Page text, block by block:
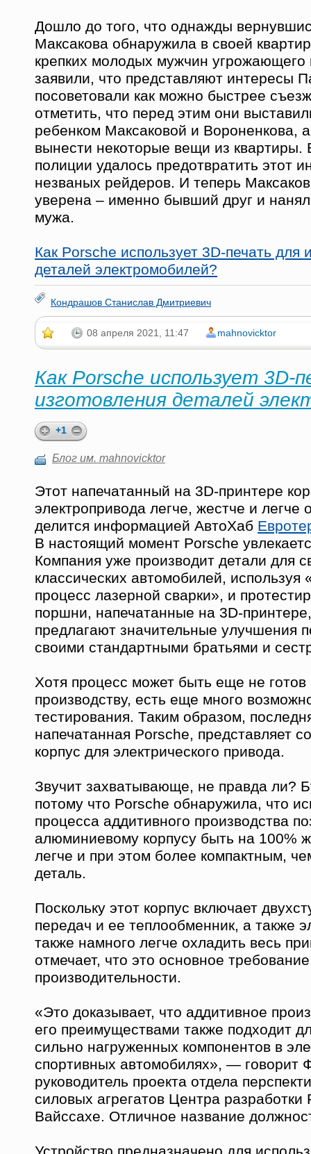
Дошло до того, что однажды
Максакова обнаружила в своей
крепких молодых мужчин угрожающего
заявили, что представляют интересы
посоветовали как можно быстрее
отметить, что перед этим они
ребенком Максаковой и Вороненкова,
вынести некоторые вещи из квартиры.
полиции удалось предотвратить этот
незваных рейдеров. И теперь
уверена – именно бывший друг и
мужа.
Как Porsche использует 3D-печать для
деталей электромобилей?
Кондрашов Станислав Дмитриевич
08 апреля 2021, 11:47 mahnovicktor
Как Porsche использует 3D-
изготовления деталей
+1
Блог им. mahnovicktor
Этот напечатанный на 3D-принтере
электропривода легче, жестче и легче
делится информацией АвтоХаб
В настоящий момент Porsche
Компания уже производит детали для
классических автомобилей, используя
процесс лазерной сварки», и
поршни, напечатанные на 3D-
предлагают значительные улучшения
своими стандартными братьями и
Хотя процесс может быть еще не готов
производству, есть еще много
тестирования. Таким образом,
напечатанная Porsche, представляет
корпус для электрического привода.
Звучит захватывающе, не правда ли?
потому что Porsche обнаружила, что
процесса аддитивного производства
алюминиевому корпусу быть на 100%
легче и при этом более компактным,
деталь.
Поскольку этот корпус включает
передач и ее теплообменник, а также
также намного легче охладить весь
отмечает, что это основное
производительности.
«Это доказывает, что аддитивное
его преимуществами также подходит
сильно нагруженных компонентов в
спортивных автомобилях», — говорит
руководитель проекта отдела
силовых агрегатов Центра разработки
Вайссахе. Отличное название